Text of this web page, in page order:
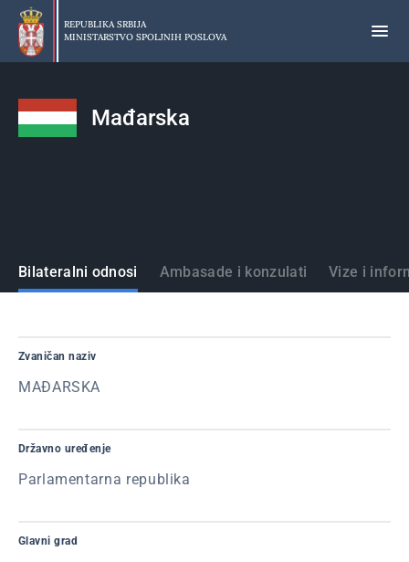
Preskoči
glavni
deo
REPUBLIKA SRBIJA
MINISTARSTVO SPOLJNIH POSLOVA
Mađarska
Države
Bilateralni odnosi Ambasade i konzulati Vize i
Zvaničan naziv
MAĐARSKA
Državno uređenje
Parlamentarna republika
Glavni grad